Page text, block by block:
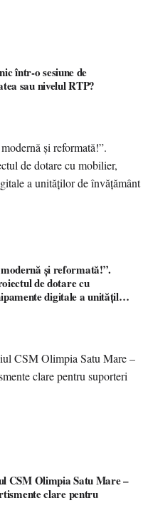
într-o sesiune de
sau nivelul RTP?
și reformată!”.
de dotare cu
digitale a unităților
CSM Olimpia Satu Mare –
clare pentru